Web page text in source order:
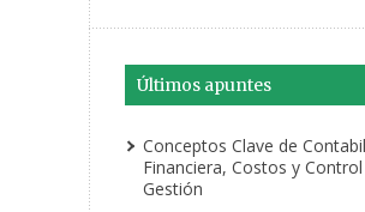
Últimos apuntes
Conceptos Clave de
Financiera, Costos y
Gestión